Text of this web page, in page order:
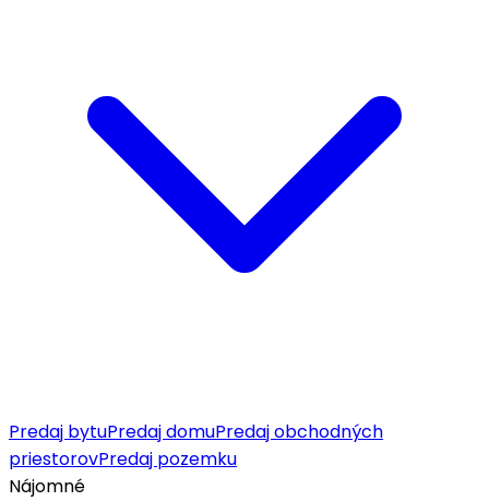
Predaj bytuPredaj domuPredaj obchodných
priestorovPredaj pozemku
Nájomné